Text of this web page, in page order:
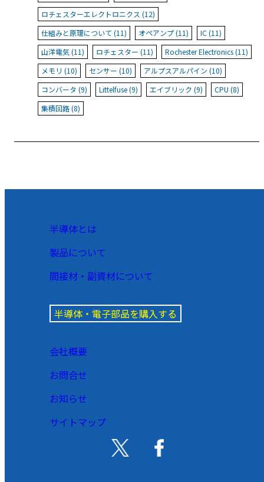
ロチェスターエレクトロニクス (12)
仕組みと原理について (11)
オペアンプ (11)
IC (11)
山洋電気 (11)
ロチェスター (11)
Rochester Electronics (11)
メモリ (10)
センサー (10)
アルプスアルパイン (10)
コンバータ (9)
Littelfuse (9) エイブリック (9)
CPU (8)
集積回路 (8)
半導体とは
製品について
間接材・副資材について
半導体・電子部品を購入する
会社概要
お問合せ
お知らせ
サイトマップ